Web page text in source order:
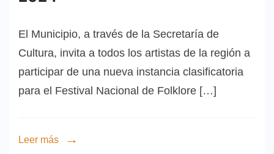
El Municipio, a través de la Secretaría de
Cultura, invita a todos los artistas de la región a
participar de una nueva instancia clasificatoria
para el Festival Nacional de Folklore […]
Leer más